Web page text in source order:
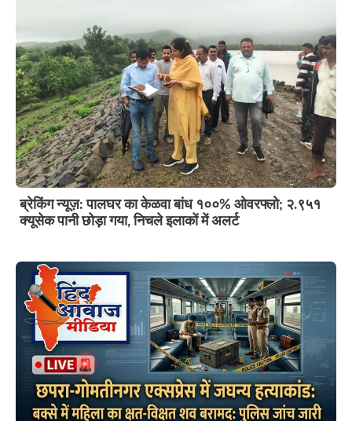
ब्रेकिंग न्यूज़: पालघर का केळवा बांध १००% ओवरफ्लो; २.९५१
क्यूसेक पानी छोड़ा गया, निचले इलाकों में अलर्ट